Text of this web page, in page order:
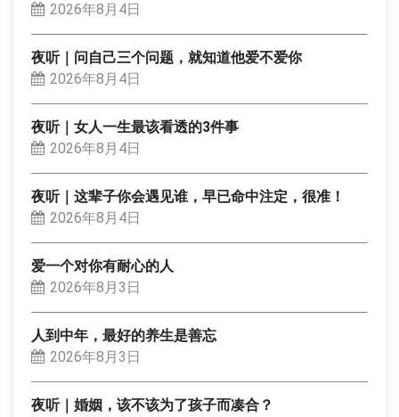
2026年8月4日
夜听｜问自己三个问题，就知道他爱不爱你
2026年8月4日
夜听｜女人一生最该看透的3件事
2026年8月4日
夜听｜这辈子你会遇见谁，早已命中注定，很准！
2026年8月4日
爱一个对你有耐心的人
2026年8月3日
人到中年，最好的养生是善忘
2026年8月3日
夜听｜婚姻，该不该为了孩子而凑合？